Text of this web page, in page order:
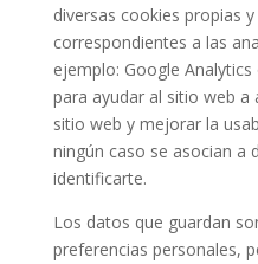
diversas cookies propias
correspondientes a las
ejemplo: Google
para ayudar al sitio web a
sitio web y mejorar la
ningún caso se asocian a
identificarte.
Los datos que guardan
preferencias personales,